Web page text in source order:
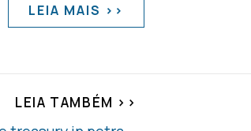
LEIA MAIS >>
LEIA TAMBÉM >>